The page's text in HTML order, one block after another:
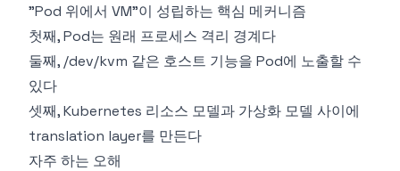
"Pod 위에서 VM"이 성립하는 핵심 메커니즘
첫째, Pod는 원래 프로세스 격리 경계다
둘째, /dev/kvm 같은 호스트 기능을 Pod에 노출할 수
있다
셋째, Kubernetes 리소스 모델과 가상화 모델 사이에
translation layer를 만든다
자주 하는 오해